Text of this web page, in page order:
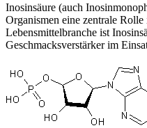
Inosinsäure (auch
Organismen eine zentrale
Lebensmittelbranche ist
Geschmacksverstärker im